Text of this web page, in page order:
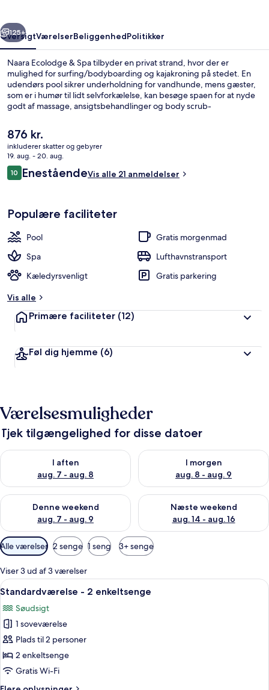
Næste
125+
OversigtVærelserBeliggenhedPolitikker
Naara Ecolodge & Spa tilbyder en privat strand, hvor der er
mulighed for surfing/bodyboarding og kajakroning på stedet. En
udendørs pool sikrer underholdning for vandhunde, mens gæster,
som er i humør til lidt selvforkælelse, kan besøge spaen for at nyde
godt af massage, ansigtsbehandlinger og body scrub-
og der serveres kølige drinks i stedets bar. Andre højdepunkter
tæller en bar ved poolen, en børnepool og en snackbar/deli.
Den
nuværende
pris
er
876 kr.
876 kr.
inkluderer skatter og gebyrer
19. aug. - 20. aug.
Anmeldelser
1010 ud af 10.
EneståendeVis alle 21 anmeldelser
Populære faciliteter
Pool
Gratis morgenmad
Spa
Lufthavnstransport
Kæledyrsvenligt
Gratis parkering
Vis alle
Primære faciliteter (12)
Føl dig hjemme (6)
Værelsesmuligheder
Tjek tilgængelighed for disse datoer
I aften
aug. 7 - aug. 8
Tjek tilgængelighed for i aften aug. 7 - aug. 8
I morgen
aug. 8 - aug. 9
Tjek tilgængelighed for i
Denne weekend
aug. 7 - aug. 9
Tjek tilgængelighed for denne weekend aug. 7 - aug. 9
Næste weekend
aug. 14 - aug. 16
Tjek tilgængelighed for næste
Tilgængelige
filtre
for
værelser
Alle værelser 2 senge 1 seng 3+ senge
Viser 3 ud af 3 værelser
Indlæs
alle
billeder
af
Standardværelse
-
2
Et værelse med to senge med
10
Standardværelse - 2 enkeltsenge
Søudsigt
1 soveværelse
Plads til 2 personer
2 enkeltsenge
Gratis Wi-Fi